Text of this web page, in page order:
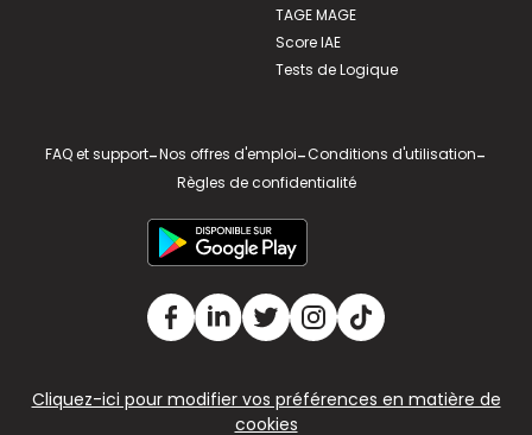
TAGE MAGE
Score IAE
Tests de Logique
FAQ et support-Nos offres d'emploi-Conditions d'utilisation-
Règles de confidentialité
Cliquez-ici pour modifier vos préférences en matière de
cookies